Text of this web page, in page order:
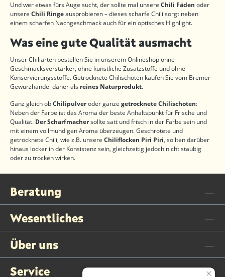
Und wer etwas fürs Auge sucht, der sollte mal unsere Chili Fäden oder
unsere Chili Ringeausprobieren – dieses scharfe Chili sorgt neben
einem scharfen Nachgeschmack auch für ein optisches Highlight.
Was eine gute Qualität ausmacht
Unser Chiliarten bestellen Sie in unserem Onlineshop ohne
Geschmacksverstärker, ohne künstliche Zusatzstoffe und ohne
Konservierungsstoffe. Getrocknete Chilischoten kaufen Sie vom Bremer
Gewürzhandel daher als reines Naturprodukt.
Ganz gleich obChilipulveroder ganze getrocknete Chilischoten:
Neben der Farbe ist das Aroma der beste Anhaltspunkt für Frische und
Qualität. Der Scharfmachersollte satt und frisch in der Farbe sein und
mit einem vollmundigen Aroma überzeugen. Geschrotete und
getrocknete Chili, wie z.B. unsere Chiliflocken Piri Piri, sollten darüber
hinaus locker in der Konsistenz sein, gleichzeitig jedoch nicht staubig
oder zu trocken wirken.
Beratung
Wesentliches
Über uns
Service